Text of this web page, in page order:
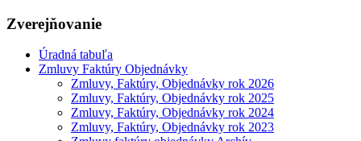
Zverejňovanie
Úradná tabuľa
Zmluvy Faktúry Objednávky
Zmluvy, Faktúry, Objednávky rok 2026
Zmluvy, Faktúry, Objednávky rok 2025
Zmluvy, Faktúry, Objednávky rok 2024
Zmluvy, Faktúry, Objednávky rok 2023